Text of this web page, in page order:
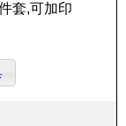
套,可加印